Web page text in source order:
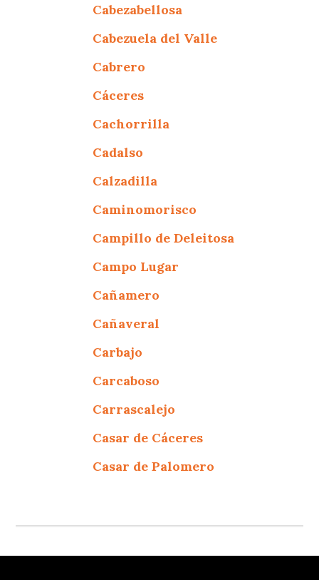
Cabezabellosa
Cabezuela del Valle
Cabrero
Cáceres
Cachorrilla
Cadalso
Calzadilla
Caminomorisco
Campillo de Deleitosa
Campo Lugar
Cañamero
Cañaveral
Carbajo
Carcaboso
Carrascalejo
Casar de Cáceres
Casar de Palomero